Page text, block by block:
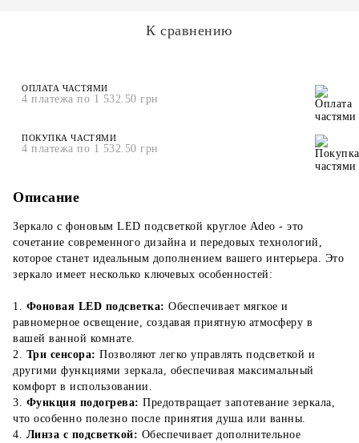
К сравнению
ОПЛАТА ЧАСТЯМИ
4 платежа по 1 532.50 грн
ПОКУПКА ЧАСТЯМИ
4 платежа по 1 532.50 грн
Описание
Зеркало с фоновым LED подсветкой круглое Adeo - это
сочетание современного дизайна и передовых технологий,
которое станет идеальным дополнением вашего интерьера. Это
зеркало имеет несколько ключевых особенностей:
1. Фоновая LED подсветка: Обеспечивает мягкое и
равномерное освещение, создавая приятную атмосферу в
вашей ванной комнате.
2. Три сенсора: Позволяют легко управлять подсветкой и
другими функциями зеркала, обеспечивая максимальный
комфорт в использовании.
3. Функция подогрева: Предотвращает запотевание зеркала,
что особенно полезно после принятия душа или ванны.
4. Линза с подсветкой: Обеспечивает дополнительное